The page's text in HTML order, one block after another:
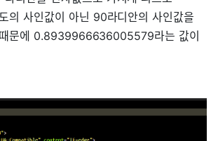
의 사인값이 아닌 90라디안의 사인값을
문에 0.8939966636005579라는 값이